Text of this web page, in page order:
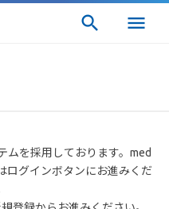
ムを採用しております。med
ログインボタンにお進みくだ